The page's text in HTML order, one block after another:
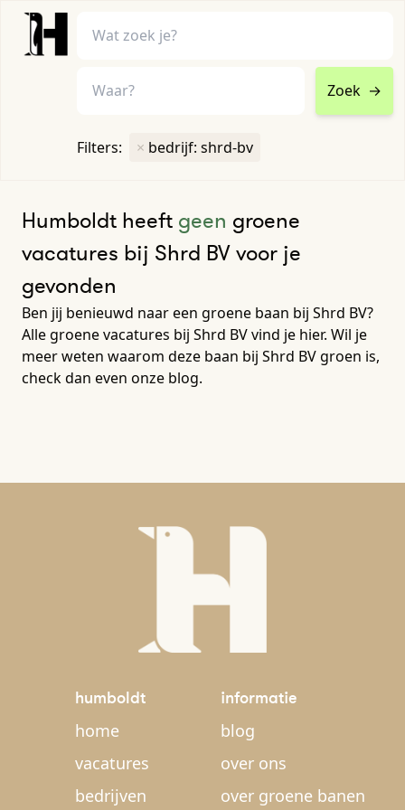
Zoek →
Filters: × bedrijf: shrd-bv
Humboldt heeft geen groene
vacatures bij Shrd BV voor je
gevonden
Ben jij benieuwd naar een groene baan bij Shrd BV?
Alle groene vacatures bij Shrd BV vind je hier. Wil je
meer weten waarom deze baan bij Shrd BV groen is,
check dan even onze blog.
humboldt
home
vacatures
bedrijven
informatie
blog
over ons
over groene banen